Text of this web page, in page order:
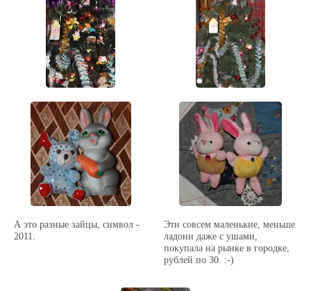
А это разные зайцы, символ -
2011.
Эти совсем маленькие, меньше
ладони даже с ушами,
покупала на рынке в городке,
рублей по 30. :-)